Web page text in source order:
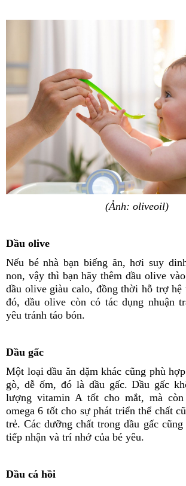
(Ảnh: oliveoil)
Dầu olive
Nếu bé nhà bạn biếng ăn, hơi suy
non, vậy thì bạn hãy thêm dầu olive
dầu olive giàu calo, đồng thời hỗ trợ hệ
đó, dầu olive còn có tác dụng nhuận
yêu tránh táo bón.
Dầu gấc
Một loại dầu ăn dặm khác cũng phù
gò, dễ ốm, đó là dầu gấc. Dầu gấc
lượng vitamin A tốt cho mắt, mà
omega 6 tốt cho sự phát triển thể chất
trẻ. Các dưỡng chất trong dầu gấc
tiếp nhận và trí nhớ của bé yêu.
Dầu cá hồi